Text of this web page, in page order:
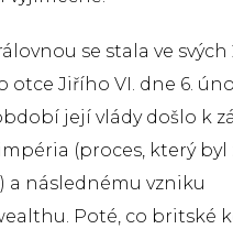
se stala ve
otce Jiřího VI. dne 6.
její vlády došlo k
(proces, který byl
a následnému vzniku
Poté, co britské